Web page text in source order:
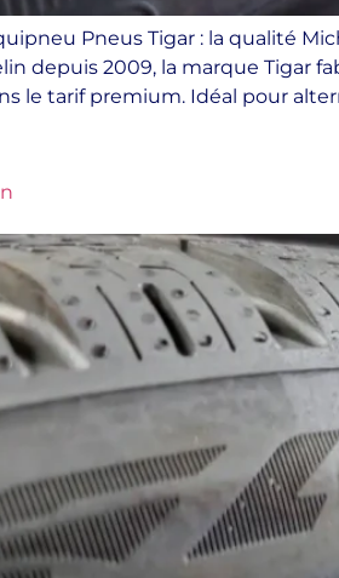
Pneus Tigar : la qualité
depuis 2009, la marque Tigar
le tarif premium. Idéal pour